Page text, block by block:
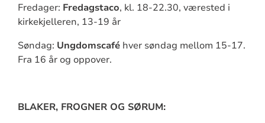
Fredager: Fredagstaco, kl. 18-22.30, værested i
kirkekjelleren, 13-19 år
Søndag: Ungdomscaféhver søndag mellom 15-17.
Fra 16 år og oppover.
BLAKER, FROGNER OG SØRUM: